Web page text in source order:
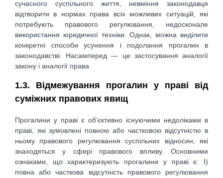
сучасного суспільного життя, невміння законодавця
відтворити в нормах права всіх можливих ситуацій, які
потребують правового регулювання, недосконале
використання юридичної техніки. Однак, можна виділити
конкретні способи усунення і подолання прогалин в
законодавстві. Насамперед — це застосування аналогії
закону і аналогії права.
1.3. Відмежування прогалин у праві від
суміжних правових явищ
Прогалини у праві є об’єктивно існуючими недоліками в
праві, які зумовлені повною або частковою відсутністю в
ньому правового регулювання суспільних відносин, які
знаходяться у сфері правового впливу. Основними
ознаками, що характеризують прогалини у праві є: I)
повна або часткова відсутність правового регулювання